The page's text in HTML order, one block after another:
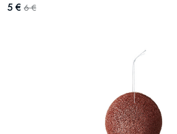
5 € 6 €